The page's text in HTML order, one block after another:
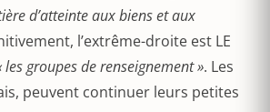
d’atteinte aux biens et aux
l’extrême-droite est LE
les groupes de renseignement ». Les
peuvent continuer leurs petites